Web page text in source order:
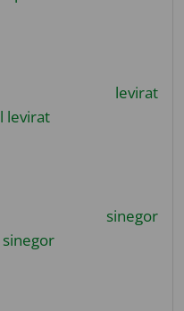
levirat
sinegor